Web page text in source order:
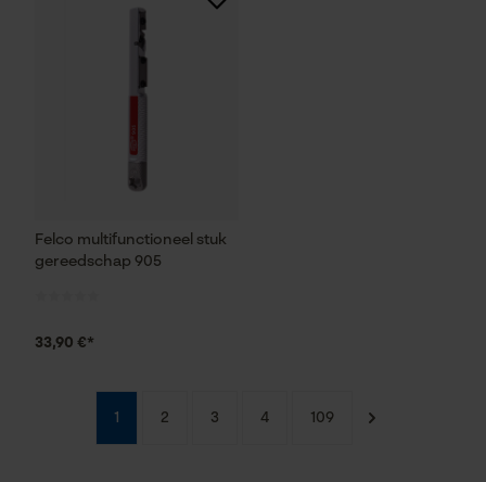
Felco multifunctioneel stuk
gereedschap 905
33,90 €*
1 2 3 4 109